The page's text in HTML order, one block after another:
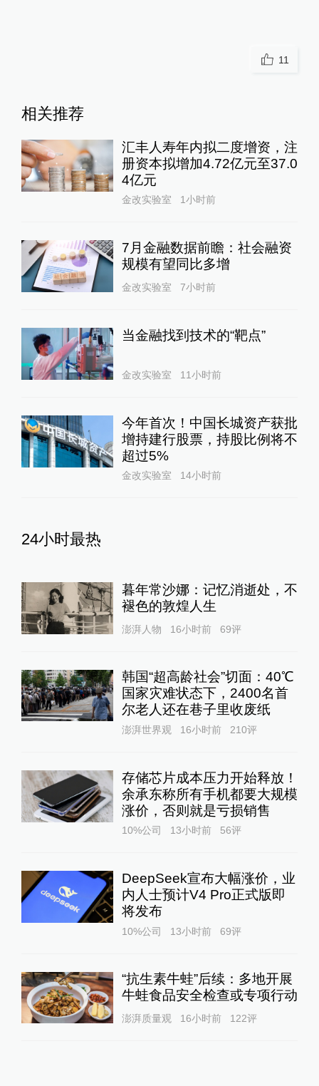
11
相关推荐
汇丰人寿年内拟二度增资，注
册资本拟增加4.72亿元至37.0
4亿元
金改实验室 1小时前
7月金融数据前瞻：社会融资
规模有望同比多增
金改实验室 7小时前
当金融找到技术的“靶点”
金改实验室 11小时前
今年首次！中国长城资产获批
增持建行股票，持股比例将不
超过5%
金改实验室 14小时前
24小时最热
暮年常沙娜：记忆消逝处，不
褪色的敦煌人生
澎湃人物 16小时前 69评
韩国“超高龄社会”切面：40℃
国家灾难状态下，2400名首
尔老人还在巷子里收废纸
澎湃世界观 16小时前 210评
存储芯片成本压力开始释放！
余承东称所有手机都要大规模
涨价，否则就是亏损销售
10%公司 13小时前 56评
DeepSeek宣布大幅涨价，业
内人士预计V4 Pro正式版即
将发布
10%公司 13小时前 69评
“抗生素牛蛙”后续：多地开展
牛蛙食品安全检查或专项行动
澎湃质量观 16小时前 122评